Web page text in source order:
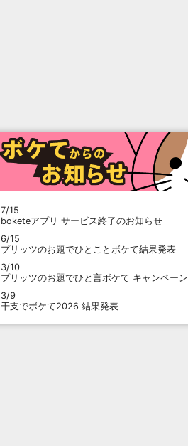
7/15
boketeアプリ サービス終了のお知らせ
6/15
プリッツのお題でひとことボケて結果発表
3/10
プリッツのお題でひと言ボケて キャンペーン
3/9
干支でボケて2026 結果発表